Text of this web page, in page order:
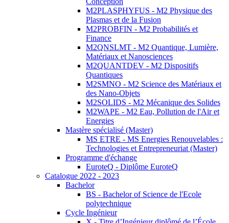
M2PLASPHYFUS - M2 Physique des
Plasmas et de la Fusion
M2PROBFIN - M2 Probabilités et
Finance
M2QNSLMT - M2 Quantique, Lumière,
Matériaux et Nanosciences
M2QUANTDEV - M2 Dispositifs
Quantiques
M2SMNO - M2 Science des Matériaux et
des Nano-Objets
M2SOLIDS - M2 Mécanique des Solides
M2WAPE - M2 Eau, Pollution de l'Air et
Energies
Mastère spécialisé (Master)
MS ETRE - MS Energies Renouvelables :
Technologies et Entrepreneuriat (Master)
Programme d'échange
EuroteQ - Diplôme EuroteQ
Catalogue 2022 - 2023
Bachelor
BS - Bachelor of Science de l'Ecole
polytechnique
Cycle Ingénieur